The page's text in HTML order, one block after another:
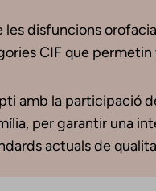
disfuncions
CIF que permetin
amb la participació
per garantir una
actuals de